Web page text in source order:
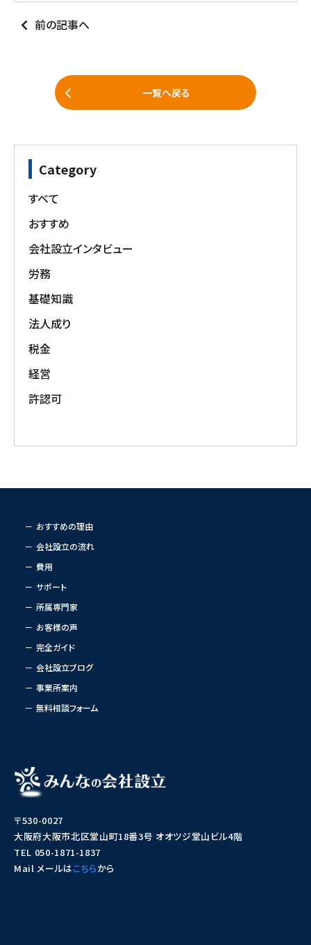
前の記事へ
一覧へ戻る
Category
すべて
おすすめ
会社設立インタビュー
労務
基礎知識
法人成り
税金
経営
許認可
おすすめの理由
会社設立の流れ
費用
サポート
所属専門家
お客様の声
完全ガイド
会社設立ブログ
事業所案内
無料相談フォーム
〒530-0027
大阪府大阪市北区堂山町18番3号 オオツジ堂山ビル4階
TEL 050-1871-1837
Mail メールはこちらから